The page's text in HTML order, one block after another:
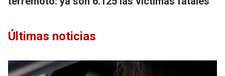
Últimas noticias